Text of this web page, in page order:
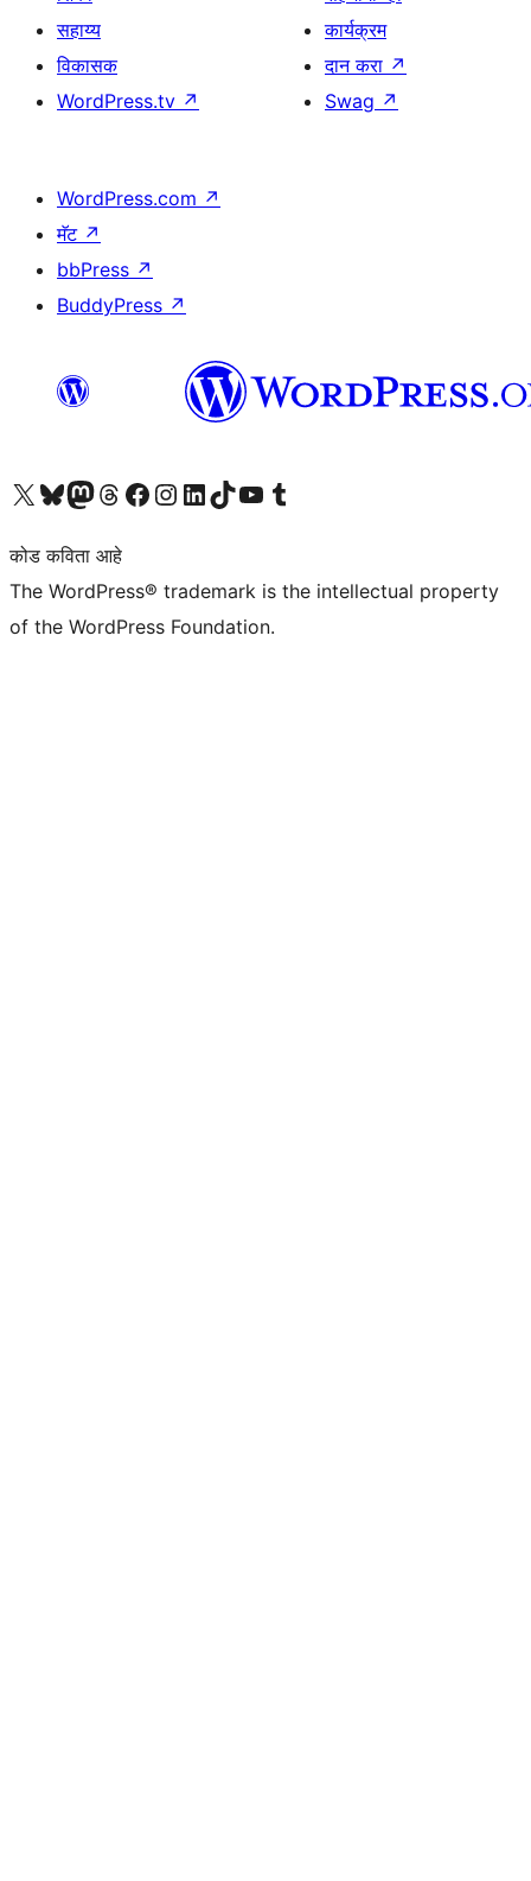
सहाय्य
विकासक
WordPress.tv ↗
कार्यक्रम
दान करा ↗
Swag ↗
WordPress.com ↗
मॅट ↗
bbPress ↗
BuddyPress ↗
आमच्या X (एक्स) (पूर्वीचे ट्विटर) खात्याला भेट द्या आमच्या ब्लूस्की खात्याला भेट द्या.आमच्या Mastodon खात्याला भेट द्या.आमच्या थ्रेड्स खात्याला भेट द्या. आमच्या फेसबुक पेजला भेट द्या आमच्या इंस्टाग्राम खात्याला भेट द्या आमच्या लिंक्डइन खात्याला भेट द्या आमच्या टिकटॉक अकाउंटला भेट द्या.आमच्या यूट्यूब चॅनेलला भेट द्या आमच्या टंबलर खात्याला भेट द्या.
कोड कविता आहे
The WordPress® trademark is the intellectual property
of the WordPress Foundation.